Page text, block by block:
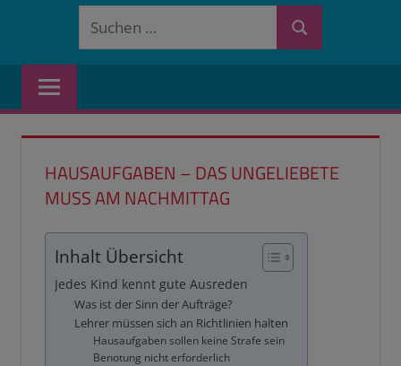
Suchen
Suchen
HAUSAUFGABEN – DAS UNGELIEBETE
MUSS AM NACHMITTAG
Inhalt Übersicht
Jedes Kind kennt gute Ausreden
Was ist der Sinn der Aufträge?
Lehrer müssen sich an Richtlinien halten
Hausaufgaben sollen keine Strafe sein
Benotung nicht erforderlich